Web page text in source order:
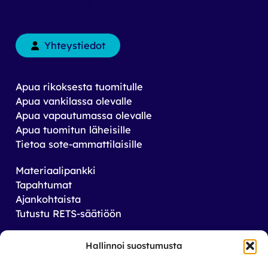
Hallinnoi suostumusta
Yhteystiedot
Apua rikoksesta tuomitulle
Apua vankilassa olevalle
Apua vapautumassa olevalle
Apua tuomitun läheisille
Tietoa sote-ammattilaisille
Materiaalipankki
Tapahtumat
Ajankohtaista
Tutustu RETS-säätiöön
Tilaa uutiskirjeemme